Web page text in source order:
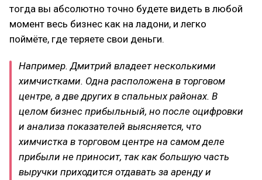
тогда вы абсолютно точно будете видеть в любой
момент весь бизнес как на ладони, и легко
поймёте, где теряете свои деньги.
Например. Дмитрий владеет несколькими
химчистками. Одна расположена в торговом
центре, а две других в спальных районах. В
целом бизнес прибыльный, но после оцифровки
и анализа показателей выясняется, что
химчистка в торговом центре на самом деле
прибыли не приносит, так как большую часть
выручки приходится отдавать за аренду и